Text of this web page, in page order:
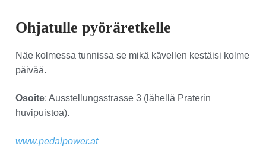
Ohjatulle pyöräretkelle
Näe kolmessa tunnissa se mikä kävellen kestäisi kolme
päivää.
Osoite: Ausstellungsstrasse 3 (lähellä Praterin
huvipuistoa).
www.pedalpower.at